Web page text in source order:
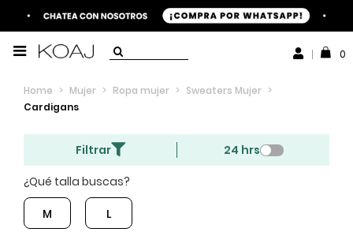
0
Home > Mujer > Ropa mujer > Sweaters Mujer >
Cardigans
Filtrar
24 hrs
¿Qué talla buscas?
M L